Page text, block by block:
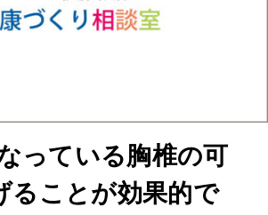
っている胸椎の可
ることが効果的で